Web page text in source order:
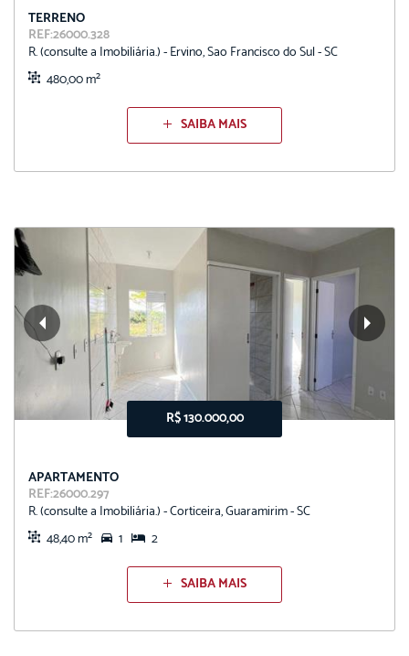
TERRENO
REF:26000.328
R. (consulte a Imobiliária.) - Ervino, Sao Francisco do Sul - SC
480,00 m²
SAIBA MAIS
APARTAMENTO
REF:26000.297
R. (consulte a Imobiliária.) - Corticeira, Guaramirim - SC
48,40 m²
1 2
R$ 130.000,00
SAIBA MAIS